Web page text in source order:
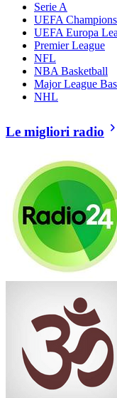
Serie A
UEFA
UEFA Europa
Premier League
NFL
NBA Basketball
Major League
NHL
Le migliori radio